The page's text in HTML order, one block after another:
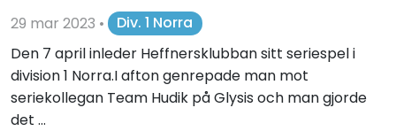
29 mar 2023 •
Div. 1 Norra
Den 7 april inleder Heffnersklubban sitt seriespel i
division 1 Norra.I afton genrepade man mot
seriekollegan Team Hudik på Glysis och man gjorde
det ...